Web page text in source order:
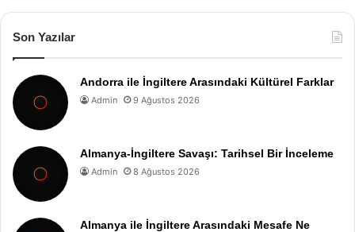
Son Yazılar
Andorra ile İngiltere Arasındaki Kültürel Farklar
Admin 9 Ağustos 2026
Almanya-İngiltere Savaşı: Tarihsel Bir İnceleme
Admin 8 Ağustos 2026
Almanya ile İngiltere Arasındaki Mesafe Ne